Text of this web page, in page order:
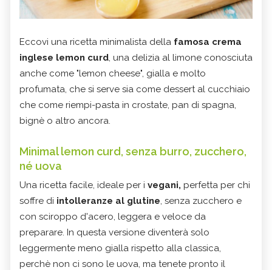
Eccovi una ricetta minimalista della famosa crema
inglese lemon curd, una delizia al limone conosciuta
anche come "lemon cheese", gialla e molto
profumata, che si serve sia come dessert al cucchiaio
che come riempi-pasta in crostate, pan di spagna,
bignè o altro ancora.
Minimal lemon curd, senza burro, zucchero,
né uova
Una ricetta facile, ideale per i vegani, perfetta per chi
soffre di intolleranze al glutine, senza zucchero e
con sciroppo d'acero, leggera e veloce da
preparare. In questa versione diventerà solo
leggermente meno gialla rispetto alla classica,
perchè non ci sono le uova, ma tenete pronto il